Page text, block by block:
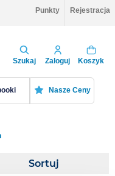
Punkty Rejestracja
Szukaj Zaloguj Koszyk
Nasze Ceny
Sortuj